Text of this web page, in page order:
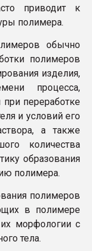
приводит к
полимера.
обычно
полимеров
изделия,
процесса,
переработке
и условий его
а также
количества
образования
полимера.
полимеров
в полимере
морфологии с
тела.